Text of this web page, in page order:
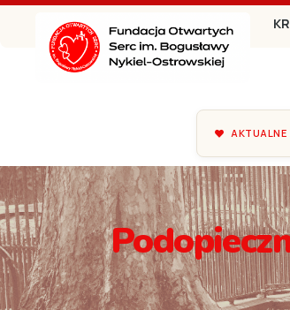
AKTUALNE